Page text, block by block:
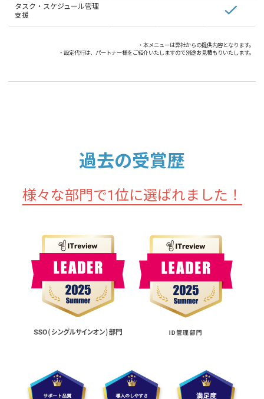
タスク・スケジュール管理
支援
・本メニューは弊社からの提供内容となります。
・設定代行は、パートナー様をご紹介いたしますので別途お見積もりいたします。
過去の受賞歴
様々な部門で1位に選ばれました！